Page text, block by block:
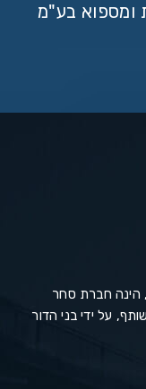
ומספוא בע"מ
הינה חברת סחר
על ידי בני הדור